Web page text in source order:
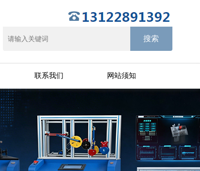
联系我们 网站须知